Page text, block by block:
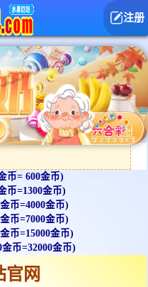
注册
币= 600金币)
币=1300金币)
币=4000金币)
币=7000金币)
币=15000金币)
币=32000金币)
官网